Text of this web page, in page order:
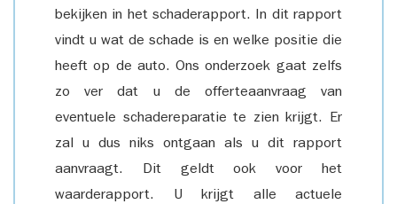
bekijken in het schaderapport. In dit rapport
vindt u wat de schade is en welke positie die
heeft op de auto. Ons onderzoek gaat zelfs
zo ver dat u de offerteaanvraag van
eventuele schadereparatie te zien krijgt. Er
zal u dus niks ontgaan als u dit rapport
aanvraagt. Dit geldt ook voor het
waarderapport. U krijgt alle actuele